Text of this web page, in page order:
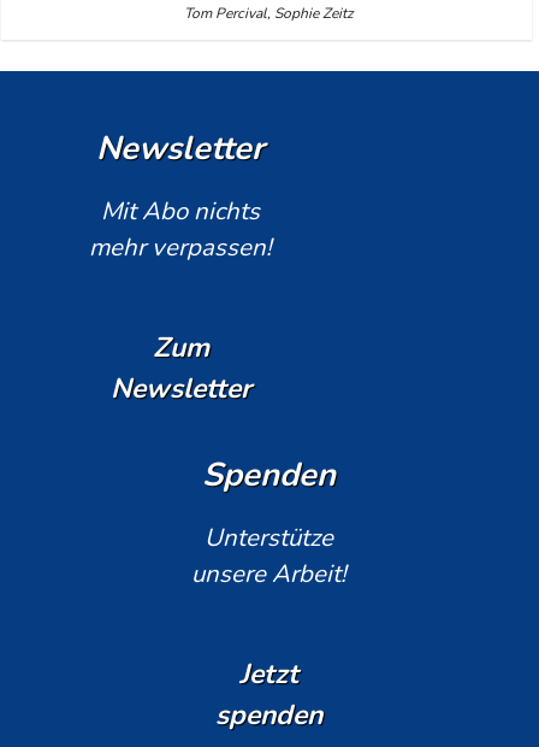
Tom Percival, Sophie Zeitz
Newsletter
Mit Abo nichts
mehr verpassen!
Zum
Newsletter
Spenden
Unterstütze
unsere Arbeit!
Jetzt
spenden